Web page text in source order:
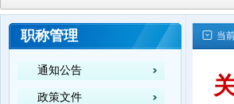
职称管理
通知公告
政策文件
当